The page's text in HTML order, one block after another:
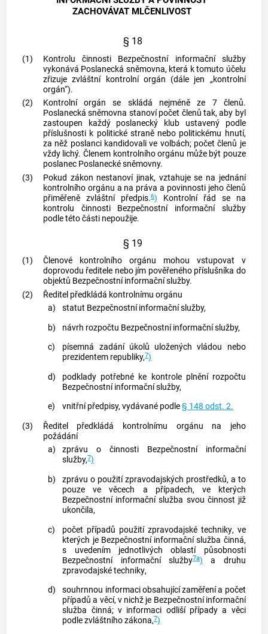
ZACHOVÁVAT MLČENLIVOST
§ 18
(1)
Kontrolu činnosti Bezpečnostní informační služby
vykonává Poslanecká sněmovna, která k tomuto účelu
zřizuje zvláštní kontrolní orgán (dále jen „kontrolní
orgán“).
(2)
Kontrolní orgán se skládá nejméně ze 7 členů.
Poslanecká sněmovna stanoví počet členů tak, aby byl
zastoupen každý poslanecký klub ustavený podle
příslušnosti k politické straně nebo politickému hnutí,
za něž poslanci kandidovali ve volbách; počet členů je
vždy lichý. Členem kontrolního orgánu může být pouze
poslanec Poslanecké sněmovny.
(3)
Pokud zákon nestanoví jinak, vztahuje se na jednání
kontrolního orgánu a na práva a povinnosti jeho členů
přiměřeně zvláštní předpis.6) Kontrolní řád se na
kontrolu činnosti Bezpečnostní informační služby
podle této části nepoužije.
§ 19
(1)
Členové kontrolního orgánu mohou vstupovat v
doprovodu ředitele nebo jím pověřeného příslušníka do
objektů Bezpečnostní informační služby.
(2)
Ředitel předkládá kontrolnímu orgánu
a)
statut Bezpečnostní informační služby,
b)
návrh rozpočtu Bezpečnostní informační služby,
c)
písemná zadání úkolů uložených vládou nebo
prezidentem republiky,7)
d)
podklady potřebné ke kontrole plnění rozpočtu
Bezpečnostní informační služby,
e)
vnitřní předpisy, vydávané podle§ 148 odst. 2.
(3)
Ředitel předkládá kontrolnímu orgánu na jeho
požádání
a)
zprávu o činnosti Bezpečnostní informační
služby,7)
b)
zprávu o použití zpravodajských prostředků, a to
pouze ve věcech a případech, ve kterých
Bezpečnostní informační služba svou činnost již
ukončila,
c)
počet případů použití zpravodajské techniky, ve
kterých je Bezpečnostní informační služba činná,
s uvedením jednotlivých oblastí působnosti
Bezpečnostní informační služby7a) a druhu
zpravodajské techniky,
d)
souhrnnou informaci obsahující zaměření a počet
případů a věcí, v nichž je Bezpečnostní informační
služba činná; v informaci odliší případy a věci
podle zvláštního zákona,7)